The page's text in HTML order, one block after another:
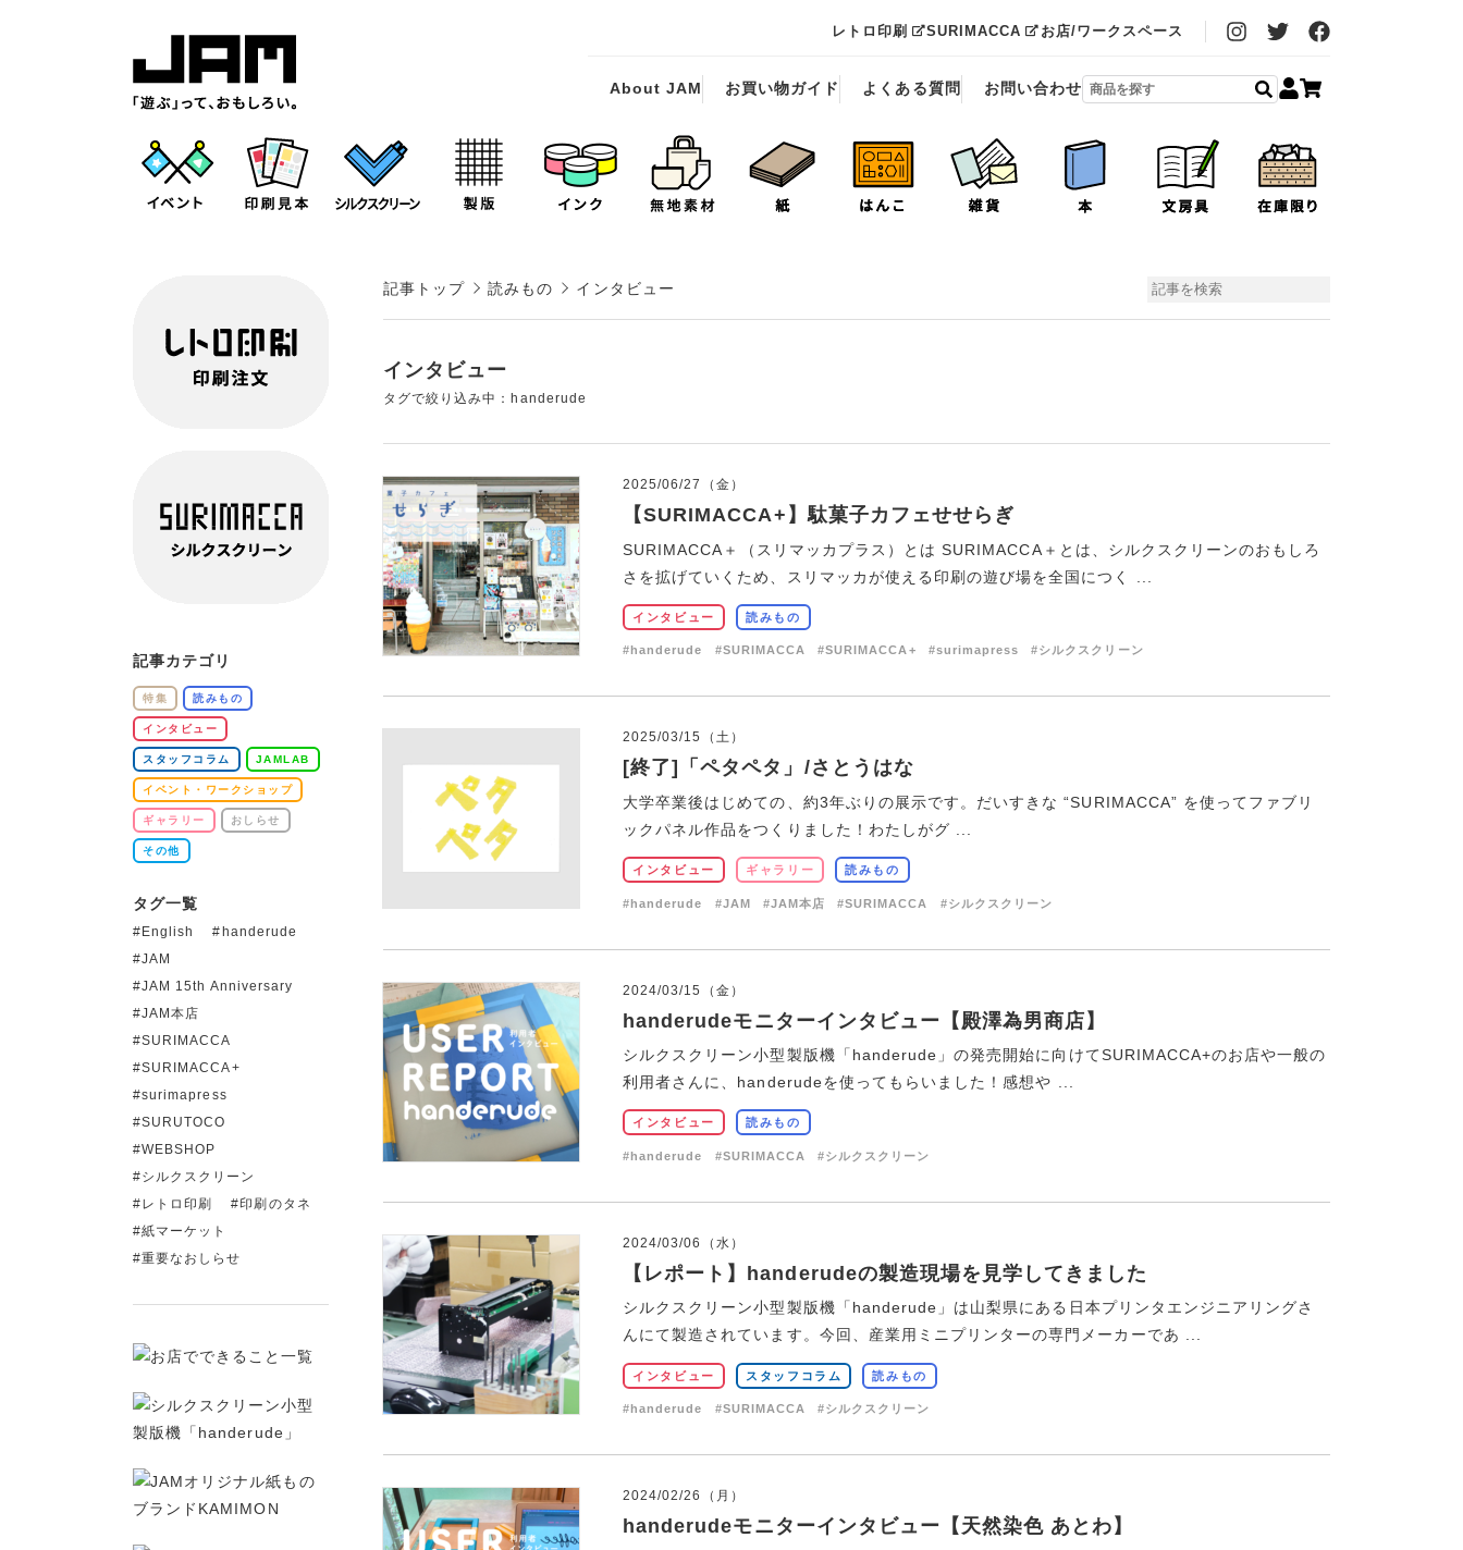
レトロ印刷 SURIMACCA お店/ワークスペース
About JAM お買い物ガイド よくある質問 お問い合わせ
記事トップ 読みもの インタビュー
インタビュー
タグで絞り込み中：handerude
2025/06/27（金）
【SURIMACCA+】駄菓子カフェせせらぎ
SURIMACCA＋（スリマッカプラス）とは SURIMACCA＋とは、シルクスクリーンのおもしろ
さを拡げていくため、スリマッカが使える印刷の遊び場を全国につく ...
インタビュー 読みもの
#handerude #SURIMACCA #SURIMACCA+ #surimapress #シルクスクリーン
2025/03/15（土）
[終了]「ペタペタ」/さとうはな
大学卒業後はじめての、約3年ぶりの展示です。だいすきな “SURIMACCA” を使ってファブリ
ックパネル作品をつくりました！わたしがグ ...
インタビュー ギャラリー 読みもの
#handerude #JAM #JAM本店 #SURIMACCA #シルクスクリーン
2024/03/15（金）
handerudeモニターインタビュー【殿澤為男商店】
シルクスクリーン小型製版機「handerude」の発売開始に向けてSURIMACCA+のお店や一般の
利用者さんに、handerudeを使ってもらいました！感想や ...
インタビュー 読みもの
#handerude #SURIMACCA #シルクスクリーン
2024/03/06（水）
【レポート】handerudeの製造現場を見学してきました
シルクスクリーン小型製版機「handerude」は山梨県にある日本プリンタエンジニアリングさ
んにて製造されています。今回、産業用ミニプリンターの専門メーカーであ ...
インタビュー スタッフコラム 読みもの
#handerude #SURIMACCA #シルクスクリーン
2024/02/26（月）
handerudeモニターインタビュー【天然染色 あとわ】
記事カテゴリ
特集 読みもの
インタビュー
スタッフコラム JAMLAB
イベント・ワークショップ
ギャラリー おしらせ
その他
タグ一覧
English
handerude
JAM
JAM 15th Anniversary
JAM本店
SURIMACCA
SURIMACCA+
surimapress
SURUTOCO
WEBSHOP
シルクスクリーン
レトロ印刷
印刷のタネ
紙マーケット
重要なおしらせ